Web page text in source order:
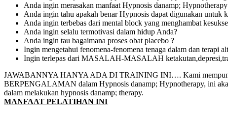
Anda ingin merasakan manfaat Hypnosis danamp;
Anda ingin tahu apakah benar Hypnosis dapat digunakan untuk
Anda ingin terbebas dari mental block yang menghambat
Anda ingin selalu termotivasi dalam hidup Anda?
Anda ingin tau bagaimana proses obat placebo ?
Ingin mengetahui fenomena-fenomena tenaga dalam dan terapi
Ingin terlepas dari MASALAH-MASALAH
JAWABANNYA HANYA ADA DI TRAINING INI…. Kami mempunyai
BERPENGALAMAN dalam Hypnosis danamp; Hypnotherapy, ini
dalam melakukan hypnosis danamp; therapy.
MANFAAT PELATIHAN INI